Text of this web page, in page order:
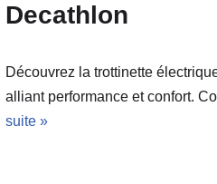
Decathlon
Découvrez la trottinette
alliant performance et confort.
suite »